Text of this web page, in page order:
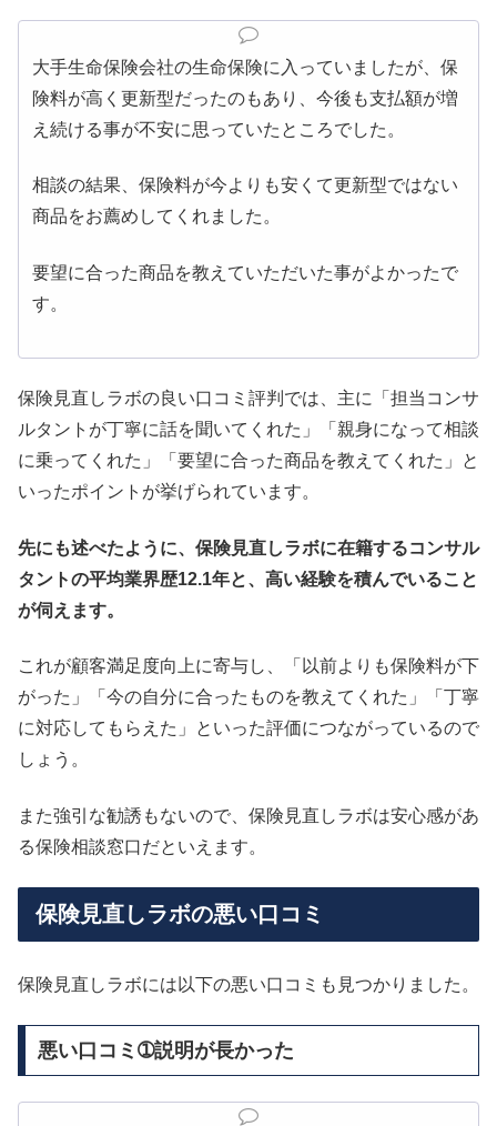
大手生命保険会社の生命保険に入っていましたが、保
険料が高く更新型だったのもあり、今後も支払額が増
え続ける事が不安に思っていたところでした。
相談の結果、保険料が今よりも安くて更新型ではない
商品をお薦めしてくれました。
要望に合った商品を教えていただいた事がよかったで
す。
保険見直しラボの良い口コミ評判では、主に「担当コンサ
ルタントが丁寧に話を聞いてくれた」「親身になって相談
に乗ってくれた」「要望に合った商品を教えてくれた」と
いったポイントが挙げられています。
先にも述べたように、保険見直しラボに在籍するコンサル
タントの平均業界歴12.1年と、高い経験を積んでいること
が伺えます。
これが顧客満足度向上に寄与し、「以前よりも保険料が下
がった」「今の自分に合ったものを教えてくれた」「丁寧
に対応してもらえた」といった評価につながっているので
しょう。
また強引な勧誘もないので、保険見直しラボは安心感があ
る保険相談窓口だといえます。
保険見直しラボの悪い口コミ
保険見直しラボには以下の悪い口コミも見つかりました。
悪い口コミ➀説明が長かった